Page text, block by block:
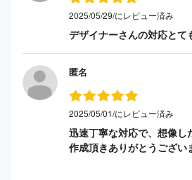
2025/05/29/にレビュー済み
デザイナーさんの対応とて
匿名
2025/05/01/にレビュー済み
迅速丁寧な対応で、想像し
作成頂きありがとうござい